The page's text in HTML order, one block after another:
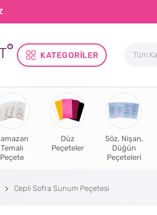
KATEGORILER
Temalı
Peçete
Düz
Peçeteler
Söz, Nişan,
Düğün
Peçeteleri
Cepli Sofra Sunum Peçetesi